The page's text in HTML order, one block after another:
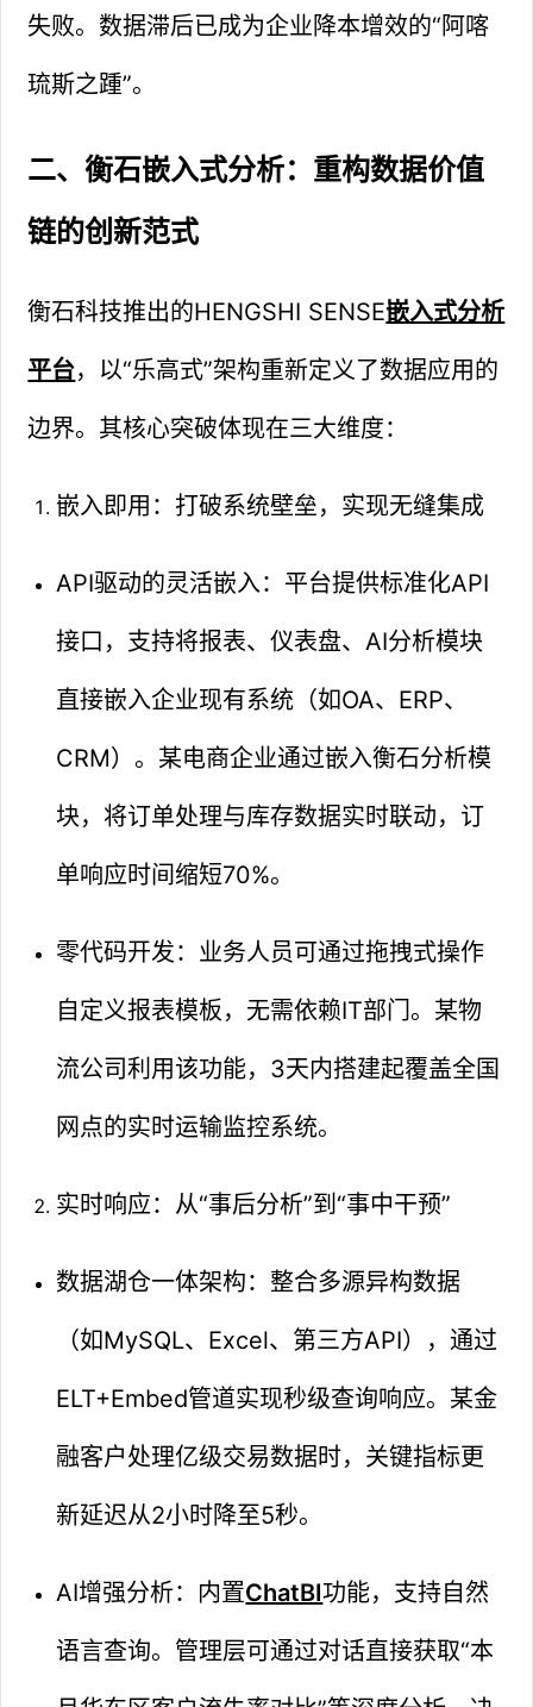
失败。数据滞后已成为企业降本增效的“阿喀
琉斯之踵”。
二、衡石嵌入式分析：重构数据价值
链的创新范式
衡石科技推出的HENGSHI SENSE嵌入式分析
平台，以“乐高式”架构重新定义了数据应用的
边界。其核心突破体现在三大维度：
嵌入即用：打破系统壁垒，实现无缝集成
API驱动的灵活嵌入：平台提供标准化API
接口，支持将报表、仪表盘、AI分析模块
直接嵌入企业现有系统（如OA、ERP、
CRM）。某电商企业通过嵌入衡石分析模
块，将订单处理与库存数据实时联动，订
单响应时间缩短70%。
零代码开发：业务人员可通过拖拽式操作
自定义报表模板，无需依赖IT部门。某物
流公司利用该功能，3天内搭建起覆盖全国
网点的实时运输监控系统。
实时响应：从“事后分析”到“事中干预”
数据湖仓一体架构：整合多源异构数据
（如MySQL、Excel、第三方API），通过
ELT+Embed管道实现秒级查询响应。某金
融客户处理亿级交易数据时，关键指标更
新延迟从2小时降至5秒。
AI增强分析：内置ChatBI功能，支持自然
语言查询。管理层可通过对话直接获取“本